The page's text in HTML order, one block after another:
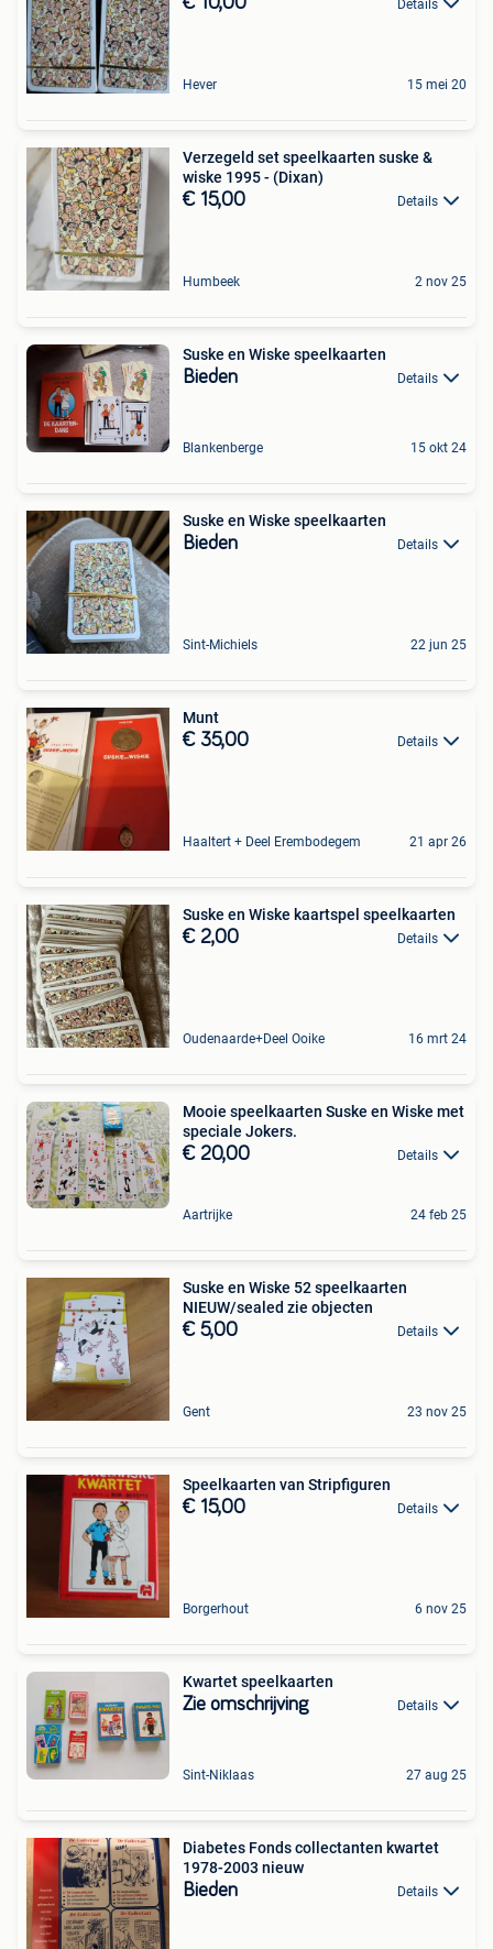
Details
Hever 15 mei 20
Verzegeld set speelkaarten suske &
wiske 1995 - (Dixan)
€ 15,00 Details
Humbeek 2 nov 25
Suske en Wiske speelkaarten
Bieden Details
Blankenberge 15 okt 24
Suske en Wiske speelkaarten
Bieden Details
Sint-Michiels 22 jun 25
Munt
€ 35,00 Details
Haaltert + Deel Erembodegem 21 apr 26
Suske en Wiske kaartspel speelkaarten
€ 2,00 Details
Oudenaarde+Deel Ooike 16 mrt 24
Mooie speelkaarten Suske en Wiske met
speciale Jokers.
€ 20,00 Details
Aartrijke 24 feb 25
Suske en Wiske 52 speelkaarten
NIEUW/sealed zie objecten
€ 5,00 Details
Gent 23 nov 25
Speelkaarten van Stripfiguren
€ 15,00 Details
Borgerhout 6 nov 25
Kwartet speelkaarten
Zie omschrijving Details
Sint-Niklaas 27 aug 25
Diabetes Fonds collectanten kwartet
1978-2003 nieuw
Bieden Details